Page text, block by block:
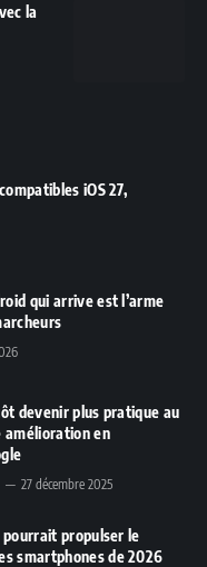
la
iOS 27,
qui arrive est l’arme
devenir plus pratique au
amélioration en
27 décembre 2025
propulser le
smartphones de 2026